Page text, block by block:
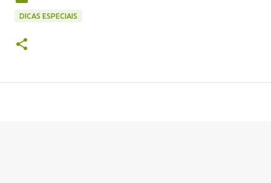
DICAS ESPECIAIS